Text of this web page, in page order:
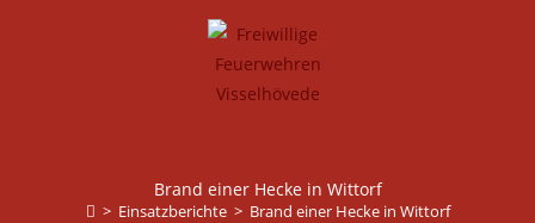
Brand einer Hecke in Wittorf
> Einsatzberichte > Brand einer Hecke in Wittorf